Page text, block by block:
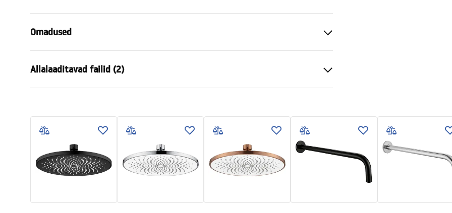
Omadused
Materjal
Paigaldusviis
Kruvitav
Garantii
24 kuud
Allalaaditavad failid (2)
Warranty_Terms_and_Conditions_
Accessories_-_24.pdf